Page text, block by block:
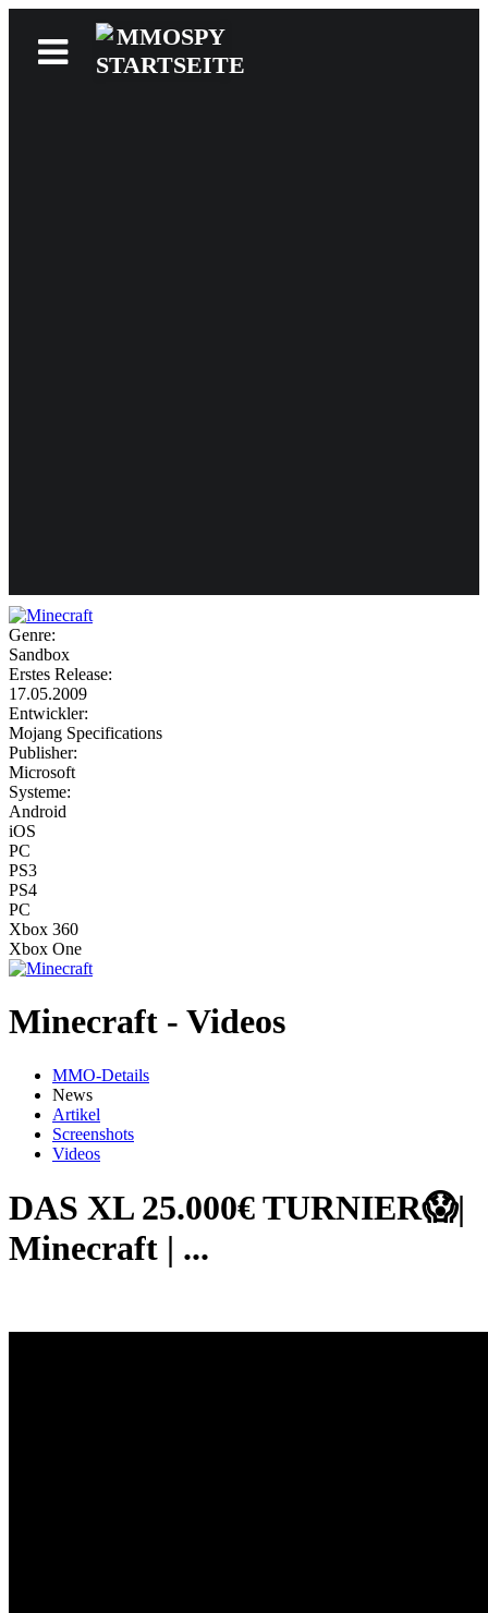
Genre:
Sandbox
Erstes Release:
17.05.2009
Entwickler:
Mojang Specifications
Publisher:
Microsoft
Systeme:
Android
iOS
PC
PS3
PS4
PC
Xbox 360
Xbox One
Minecraft - Videos
MMO-Details
News
Artikel
Screenshots
Videos
DAS XL 25.000€ TURNIER😱|
Minecraft | ...